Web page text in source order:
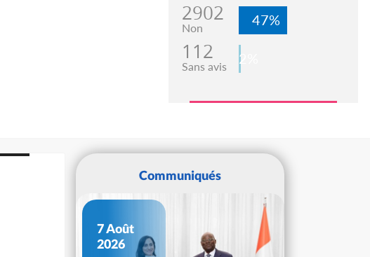
2902
Non 47%
112
Sans avis 2%
Communiqués
7 Août
2026